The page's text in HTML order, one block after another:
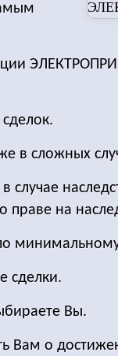
в сложных
случае
праве на
сделки.
Вы.
Вам о